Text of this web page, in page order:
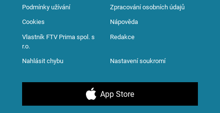
Podmínky užívání Zpracování osobních údajů
Cookies Nápověda
Vlastník FTV Prima spol. s
r.o.
Redakce
Nahlásit chybu Nastavení soukromí
App Store